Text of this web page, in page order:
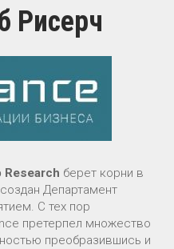
Рисерч
Research берет корни в
Департамент
С тех пор
претерпел множество
преобразившись и